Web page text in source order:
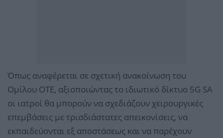
Όπως αναφέρεται σε σχετική ανακοίνωση του
Ομίλου ΟΤΕ, αξιοποιώντας το ιδιωτικό δίκτυο 5G SA
οι ιατροί θα μπορούν να σχεδιάζουν χειρουργικές
επεμβάσεις με τρισδιάστατες απεικονίσεις, να
εκπαιδεύονται εξ αποστάσεως και να παρέχουν